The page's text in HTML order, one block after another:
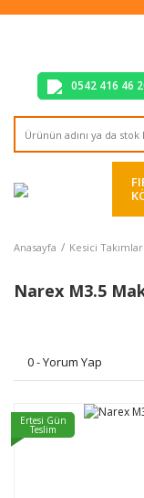
Tüm
0542 416 46
Anasayfa Kesici Takımlar
Narex M3.5
0 - Yorum Yap
Ertesi Gün
Teslim